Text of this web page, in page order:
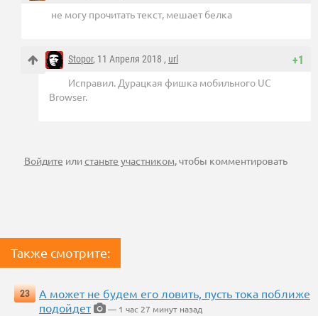
не могу прочитать текст, мешает белка
+1
Stopor, 11 Апреля 2018 , url
Исправил. Дурацкая фишка мобильного UC
Browser.
Войдите илистаньте участником, чтобы комментировать
Также смотрите:
23
А может не будем его ловить, пусть тока поближе
подойдет
— 1 час 27 минут назад